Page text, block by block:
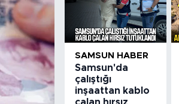
SAMSUN HABER
Samsun'da
çalıştığı
inşaattan kablo